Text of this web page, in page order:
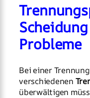
Probleme
Bei einer
verschiedenen
überwältigen